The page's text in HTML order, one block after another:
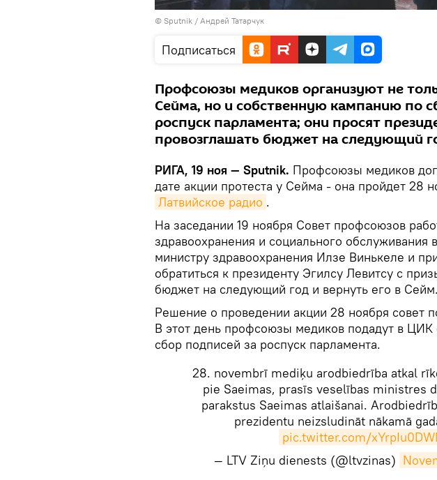
© Sputnik / Андрей Татарчук
Подписаться
Профсоюзы медиков организуют не
Сейма, но и собственную кампанию по
роспуск парламента; они просят
провозглашать бюджет на следующий
РИГА, 19 ноя — Sputnik. Профсоюзы медиков
дате акции протеста у Сейма - она пройдет 28
Латвийское радио .
На заседании 19 ноября Совет профсоюзов
здравоохранения и социального обслуживания
министру здравоохранения Илзе Винькеле и
обратиться к президенту Эгилсу Левитсу с
бюджет на следующий год и вернуть его в Сейм.
Решение о проведении акции 28 ноября совет
В этот день профсоюзы медиков подадут в ЦИК
сбор подписей за роспуск парламента.
28. novembrī mediķu arodbiedrība atkal
pie Saeimas, prasīs veselības ministres
parakstus Saeimas atlaišanai.
prezidentu neizsludināt nākamā
pic.twitter.com/
— LTV Ziņu dienests (@ltvzinas)